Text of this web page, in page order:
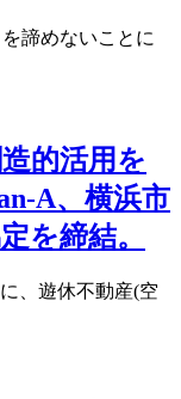
諦めないことに
的活用を
A、横浜市
を締結。
、遊休不動産(空